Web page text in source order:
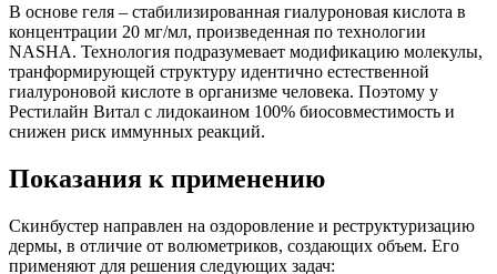
В основе геля – стабилизированная гиалуроновая кислота в
концентрации 20 мг/мл, произведенная по технологии
NASHA. Технология подразумевает модификацию молекулы,
транформирующей структуру идентично естественной
гиалуроновой кислоте в организме человека. Поэтому у
Рестилайн Витал с лидокаином 100% биосовместимость и
снижен риск иммунных реакций.
Показания к применению
Скинбустер направлен на оздоровление и реструктуризацию
дермы, в отличие от волюметриков, создающих объем. Его
применяют для решения следующих задач: